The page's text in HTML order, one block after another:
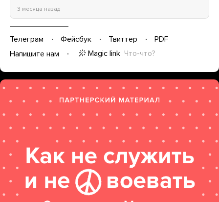
3 месяца назад
Телеграм Фейсбук Твиттер
PDF
Напишите нам
Magic link Что-что?